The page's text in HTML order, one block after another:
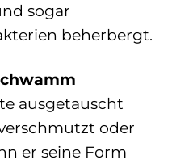
sogar
beherbergt.
ausgetauscht
oder
er seine Form